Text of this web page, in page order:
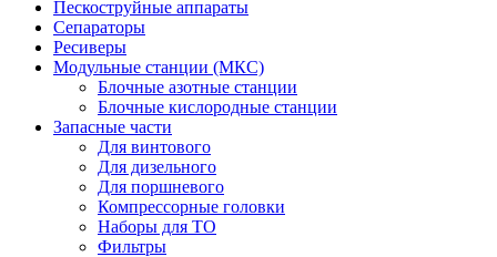
Пескоструйные аппараты
Сепараторы
Ресиверы
Модульные станции (МКС)
Блочные азотные станции
Блочные кислородные станции
Запасные части
Для винтового
Для дизельного
Для поршневого
Компрессорные головки
Наборы для ТО
Фильтры